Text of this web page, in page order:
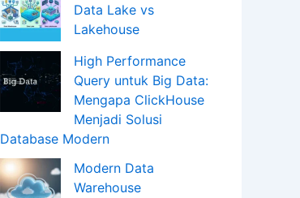
Data Lake vs
Lakehouse
High Performance
Query untuk Big Data:
Mengapa ClickHouse
Menjadi Solusi
Database Modern
Modern Data
Warehouse